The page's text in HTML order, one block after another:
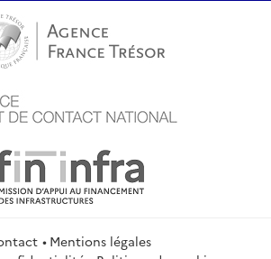
Mentions légales